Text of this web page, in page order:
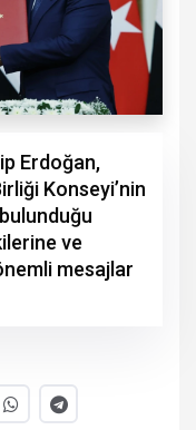
Erdoğan,
Konseyi’nin
ve
mesajlar